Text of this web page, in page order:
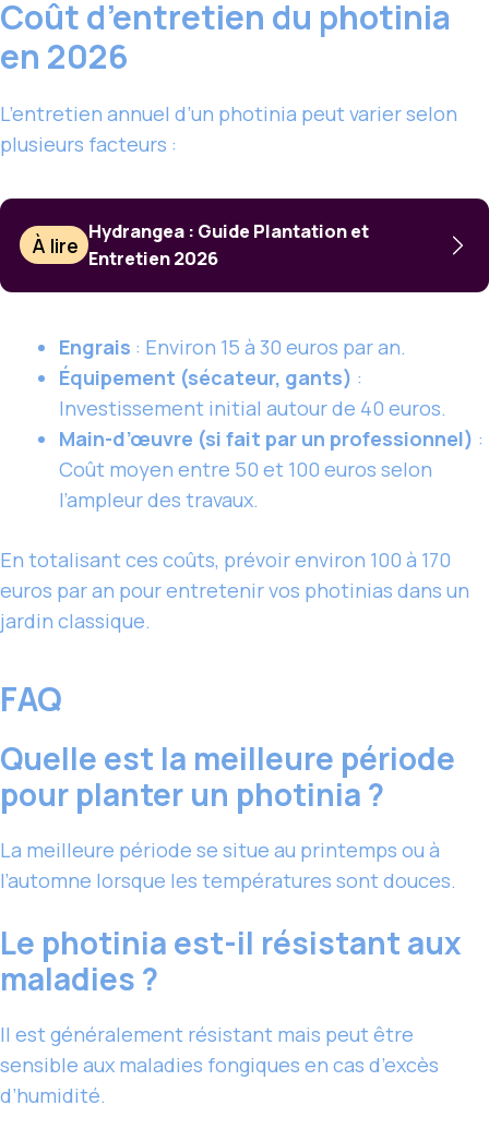
Coût d’entretien du photinia
en 2026
L’entretien annuel d’un photinia peut varier selon
plusieurs facteurs :
À lire
Hydrangea : Guide Plantation et
Entretien 2026
Engrais : Environ 15 à 30 euros par an.
Équipement (sécateur, gants) :
Investissement initial autour de 40 euros.
Main-d’œuvre (si fait par un professionnel) :
Coût moyen entre 50 et 100 euros selon
l’ampleur des travaux.
En totalisant ces coûts, prévoir environ 100 à 170
euros par an pour entretenir vos photinias dans un
jardin classique.
FAQ
Quelle est la meilleure période
pour planter un photinia ?
La meilleure période se situe au printemps ou à
l’automne lorsque les températures sont douces.
Le photinia est-il résistant aux
maladies ?
Il est généralement résistant mais peut être
sensible aux maladies fongiques en cas d’excès
d’humidité.